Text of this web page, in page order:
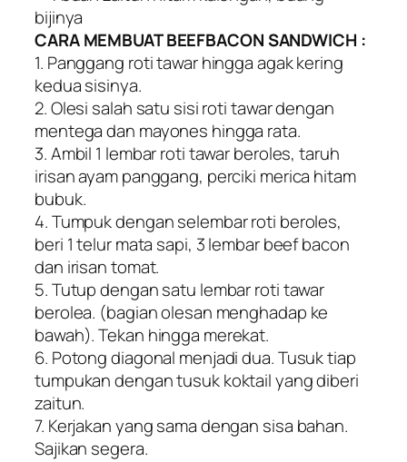
bijinya
CARA MEMBUAT BEEFBACON SANDWICH :
1. Panggang roti tawar hingga agak kering
kedua sisinya.
2. Olesi salah satu sisi roti tawar dengan
mentega dan mayones hingga rata.
3. Ambil 1 lembar roti tawar beroles, taruh
irisan ayam panggang, perciki merica hitam
bubuk.
4. Tumpuk dengan selembar roti beroles,
beri 1 telur mata sapi, 3 lembar beef bacon
dan irisan tomat.
5. Tutup dengan satu lembar roti tawar
berolea. (bagian olesan menghadap ke
bawah). Tekan hingga merekat.
6. Potong diagonal menjadi dua. Tusuk tiap
tumpukan dengan tusuk koktail yang diberi
zaitun.
7. Kerjakan yang sama dengan sisa bahan.
Sajikan segera.